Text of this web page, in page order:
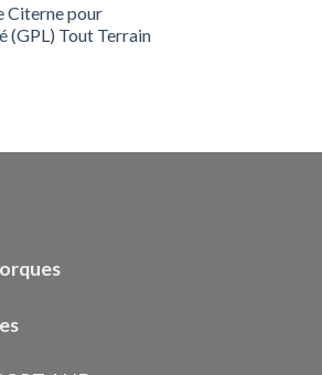
Citerne pour
(GPL) Tout Terrain